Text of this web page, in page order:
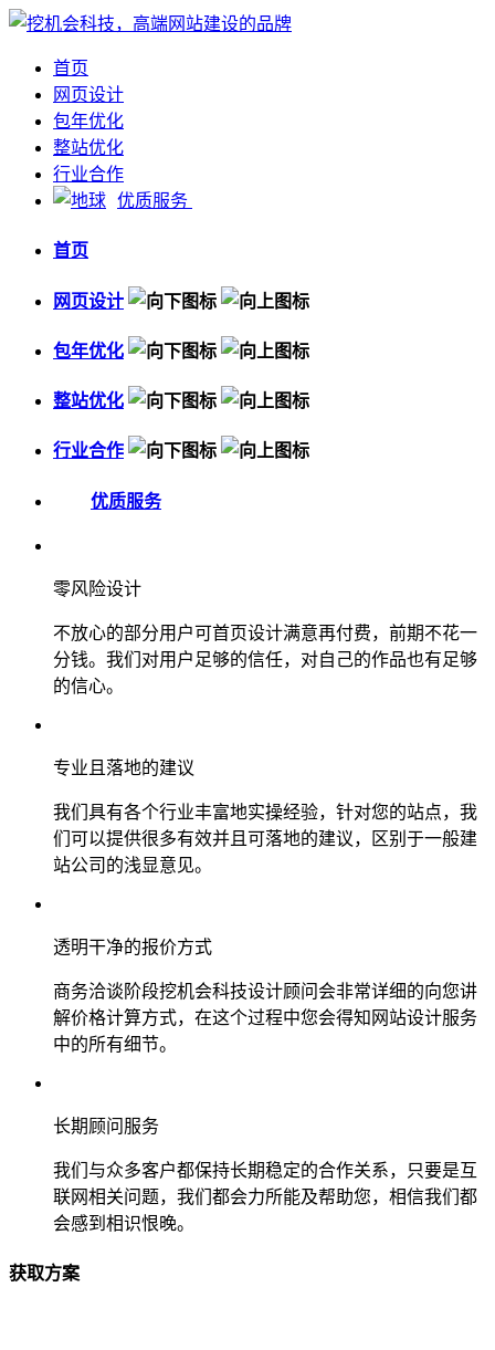
首页
网页设计
包年优化
整站优化
行业合作
优质服务
首页
网页设计
包年优化
整站优化
行业合作
优质服务
零风险设计
不放心的部分用户可首页设计满意再付费，前期不花一
分钱。我们对用户足够的信任，对自己的作品也有足够
的信心。
专业且落地的建议
我们具有各个行业丰富地实操经验，针对您的站点，我
们可以提供很多有效并且可落地的建议，区别于一般建
站公司的浅显意见。
透明干净的报价方式
商务洽谈阶段挖机会科技设计顾问会非常详细的向您讲
解价格计算方式，在这个过程中您会得知网站设计服务
中的所有细节。
长期顾问服务
我们与众多客户都保持长期稳定的合作关系，只要是互
联网相关问题，我们都会力所能及帮助您，相信我们都
会感到相识恨晚。
获取方案